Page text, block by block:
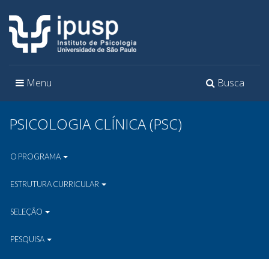
Toggle
Busca
Toggle
Menu
PSICOLOGIA CLÍNICA (PSC)
O PROGRAMA
ESTRUTURA CURRICULAR
SELEÇÃO
PESQUISA